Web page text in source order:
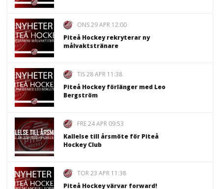
ONS 29 APR 12:00
Piteå Hockey rekryterar ny
målvaktstränare
TIS 28 APR 11:38
Piteå Hockey förlänger med Leo
Bergström
FRE 24 APR 09:53
Kallelse till årsmöte för Piteå
Hockey Club
TOR 23 APR 11:38
Piteå Hockey värvar forward!